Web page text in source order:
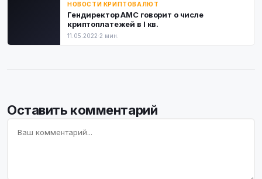
НОВОСТИ КРИПТОВАЛЮТ
Гендиректор AMC говорит о числе
криптоплатежей в I кв.
11.05.2022·2 мин.
Оставить комментарий